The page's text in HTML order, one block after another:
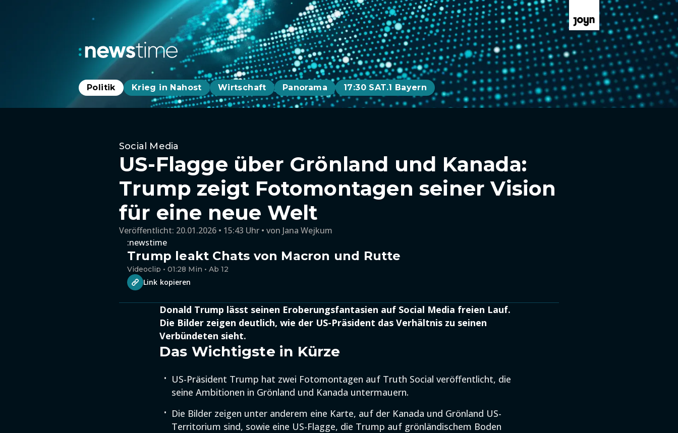
Politik Krieg in Nahost Wirtschaft Panorama 17:30 SAT.1 Bayern
Social Media
US-Flagge über Grönland und Kanada:
Trump zeigt Fotomontagen seiner Vision
für eine neue Welt
Veröffentlicht: 20.01.2026 • 15:43 Uhr von Jana Wejkum
:newstime
Trump leakt Chats von Macron und Rutte
Videoclip • 01:28 Min • Ab 12
Link kopieren
Donald Trump lässt seinen Eroberungsfantasien auf Social Media freien Lauf.
Die Bilder zeigen deutlich, wie der US-Präsident das Verhältnis zu seinen
Verbündeten sieht.
Das Wichtigste in Kürze
US-Präsident Trump hat zwei Fotomontagen auf Truth Social veröffentlicht, die
seine Ambitionen in Grönland und Kanada untermauern.
Die Bilder zeigen unter anderem eine Karte, auf der Kanada und Grönland US-
Territorium sind, sowie eine US-Flagge, die Trump auf grönländischem Boden